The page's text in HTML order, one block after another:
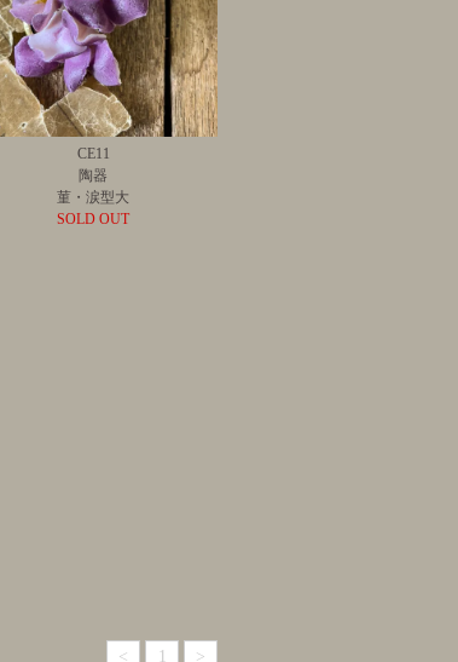
CE11
陶器
菫・涙型大
SOLD OUT
< 1 >